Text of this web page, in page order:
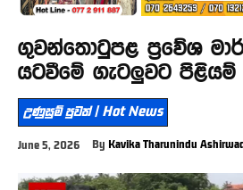
ගුවන්තොටුපළ ප්‍රවේශ
යටවීමේ ගැටලුවට පිළියම්
උණුසුම් පුවත් | Hot News
June 5, 2026 By Kavika Tharunindu